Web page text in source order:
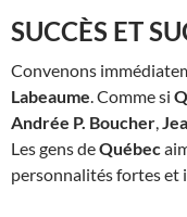
SUCCÈS ET
Convenons
Labeaume. Comme si
Andrée P. Boucher,
Les gens deQuébec
personnalités fortes et